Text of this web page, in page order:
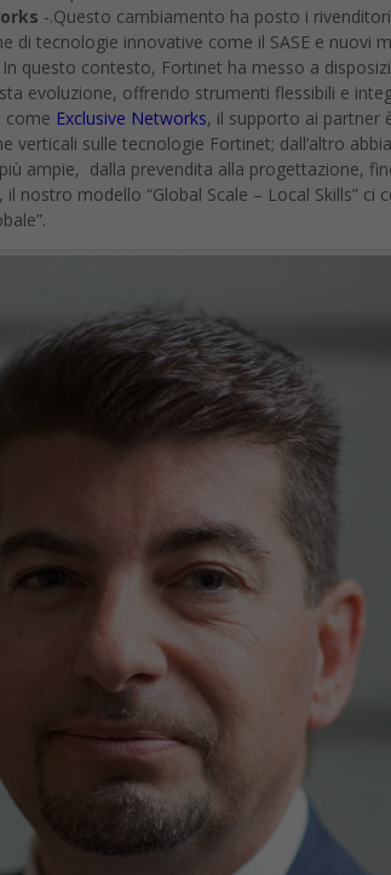
-.Questo cambiamento ha posto i
di tecnologie innovative come il SASE e nuovi
questo contesto, Fortinet ha messo a
evoluzione, offrendo strumenti flessibili e
come Exclusive Networks, il supporto ai partner
verticali sulle tecnologie Fortinet; dall’altro
ampie, dalla prevendita alla progettazione,
nostro modello “Global Scale – Local Skills” ci